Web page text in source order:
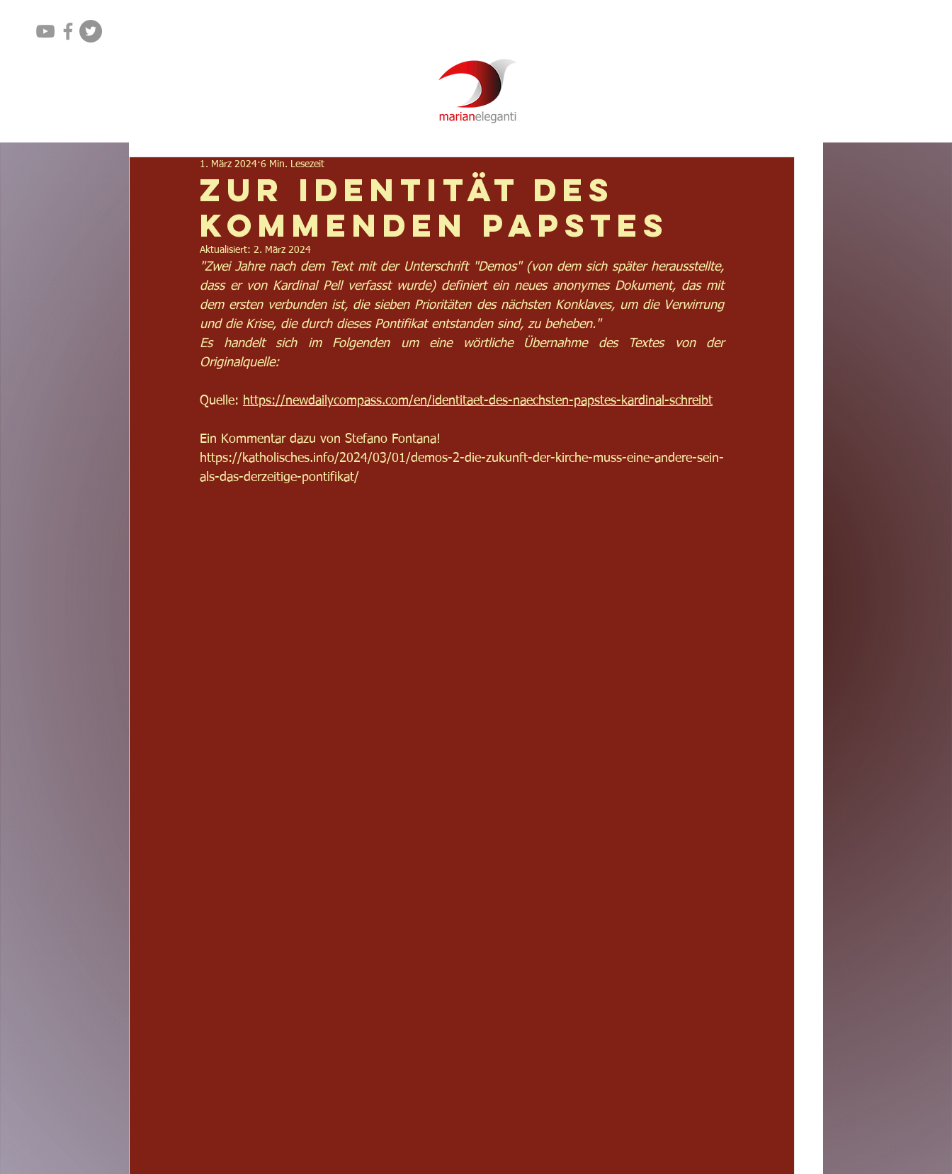
Zur Identität des
kommenden Papstes
1. März 2024 6 Min. Lesezeit
Aktualisiert: 2. März 2024
"Zwei Jahre nach dem Text mit der Unterschrift "Demos" (von dem sich später herausstellte,
dass er von Kardinal Pell verfasst wurde) definiert ein neues anonymes Dokument, das mit
dem ersten verbunden ist, die sieben Prioritäten des nächsten Konklaves, um die Verwirrung
und die Krise, die durch dieses Pontifikat entstanden sind, zu beheben."
Es handelt sich im Folgenden um eine wörtliche Übernahme des Textes von der
Originalquelle:
Quelle: https://newdailycompass.com/en/identitaet-des-naechsten-papstes-kardinal-schreibt
Ein Kommentar dazu von Stefano Fontana!
https://katholisches.info/2024/03/01/demos-2-die-zukunft-der-kirche-muss-eine-andere-sein-
als-das-derzeitige-pontifikat/